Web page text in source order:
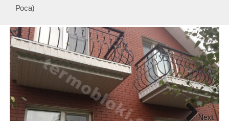
Роса)
Next